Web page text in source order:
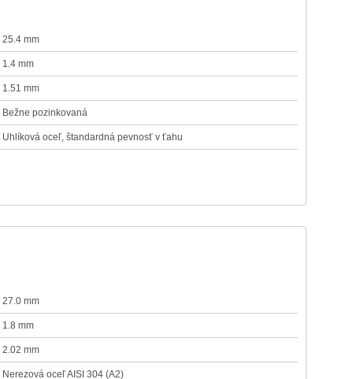
25.4 mm
1.4 mm
1.51 mm
Bežne pozinkovaná
Uhlíková oceľ, štandardná pevnosť v ťahu
27.0 mm
1.8 mm
2.02 mm
Nerezová oceľ AISI 304 (A2)